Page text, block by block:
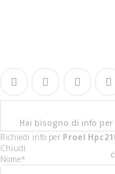
Hai bisogno di info
Richiedi info per Proel
Chiudi
Nome*